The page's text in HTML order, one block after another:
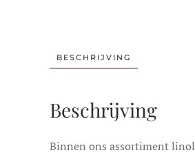
BESCHRIJVING
Beschrijving
Binnen ons assortiment